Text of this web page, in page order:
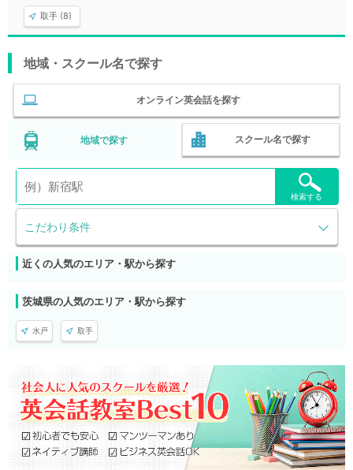
取手 (8)
地域・スクール名で探す
オンライン英会話を探す
地域で探す スクール名で探す
こだわり条件
検索する
近くの人気のエリア・駅から探す
茨城県の人気のエリア・駅から探す
水戸 取手